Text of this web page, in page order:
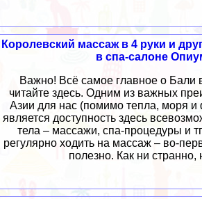
Королевский массаж в 4 руки и
в спа-салоне
Важно! Всё самое главное о Бали
читайте здесь. Одним из важных
Азии для нас (помимо тепла, моря и
является доступность здесь
тела – массажи, спа-процедуры и
регулярно ходить на массаж – во-
полезно. Как ни